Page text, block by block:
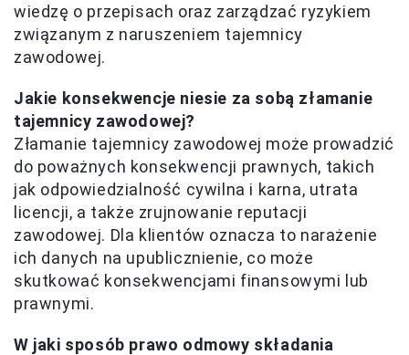
wiedzę o przepisach oraz zarządzać ryzykiem
związanym z naruszeniem tajemnicy
zawodowej.
Jakie konsekwencje niesie za sobą złamanie
tajemnicy zawodowej?
Złamanie tajemnicy zawodowej może prowadzić
do poważnych konsekwencji prawnych, takich
jak odpowiedzialność cywilna i karna, utrata
licencji, a także zrujnowanie reputacji
zawodowej. Dla klientów oznacza to narażenie
ich danych na upublicznienie, co może
skutkować konsekwencjami finansowymi lub
prawnymi.
W jaki sposób prawo odmowy składania